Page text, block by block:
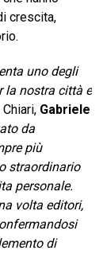
crescita,
uno degli
la nostra città e
Gabriele
da
più
straordinario
personale.
volta editori,
di